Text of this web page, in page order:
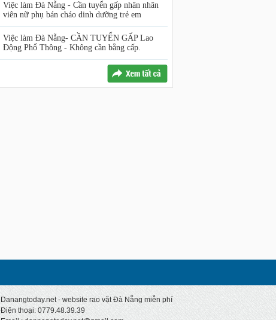
Việc làm Đà Nẵng - Cần tuyển gấp nhân nhân
viên nữ phụ bán cháo dinh dưỡng trẻ em
Việc làm Đà Nẵng- CẦN TUYỂN GẤP Lao
Động Phổ Thông - Không cần bằng cấp.
Danangtoday.net - website rao vặt Đà Nẵng miễn phí
Điện thoại: 0779.48.39.39